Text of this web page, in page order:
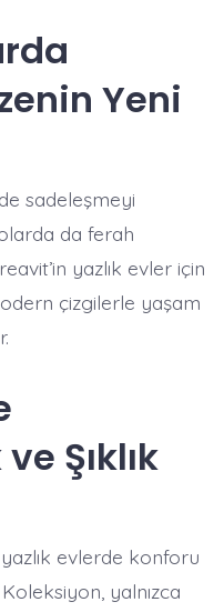
Yeni
sadeleşmeyi
da ferah
yazlık evler için
çizgilerle yaşam
Şıklık
evlerde konforu
yalnızca